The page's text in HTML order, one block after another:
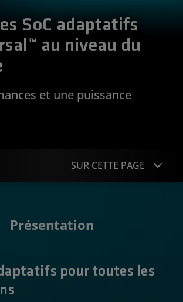
SoC adaptatifs
au niveau du
et une puissance
SUR CETTE PAGE
Ressources
Présentation
pour toutes les